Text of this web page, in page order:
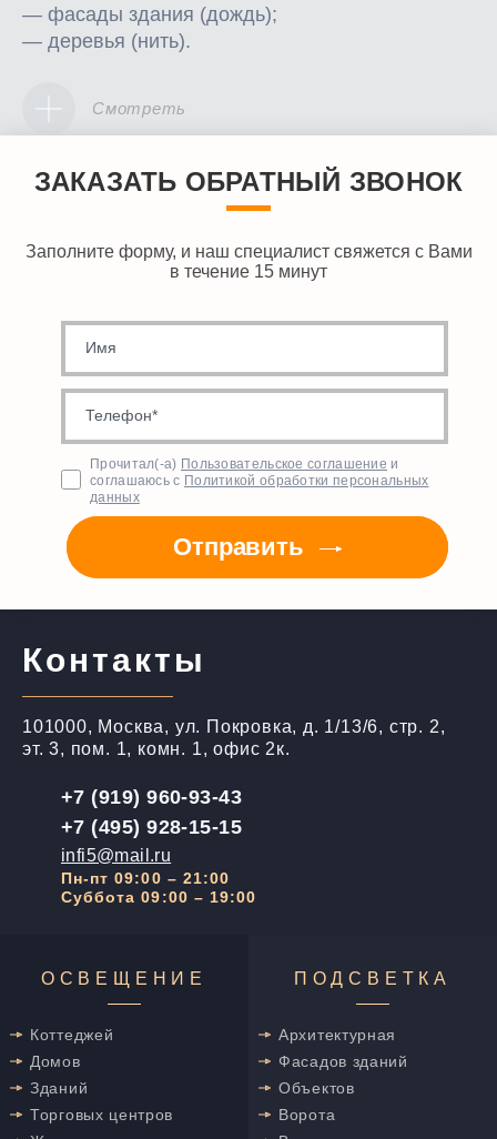
— фасады здания (дождь);
— деревья (нить).
Смотреть
ЗАКАЗАТЬ ОБРАТНЫЙ ЗВОНОК
Заполните форму, и наш специалист свяжется с Вами
в течение 15 минут
Отправить
Прочитал(-а) Пользовательское соглашение и
соглашаюсь с Политикой обработки персональных
данных
Контакты
101000, Москва, ул. Покровка, д. 1/13/6, стр. 2,
эт. 3, пом. 1, комн. 1, офис 2к.
+7 (919) 960-93-43
+7 (495) 928-15-15
infi5@mail.ru
Пн-пт 09:00 – 21:00
Суббота 09:00 – 19:00
ОСВЕЩЕНИЕ
Коттеджей
Домов
Зданий
Торговых центров
ПОДСВЕТКА
Архитектурная
Фасадов зданий
Объектов
Ворота